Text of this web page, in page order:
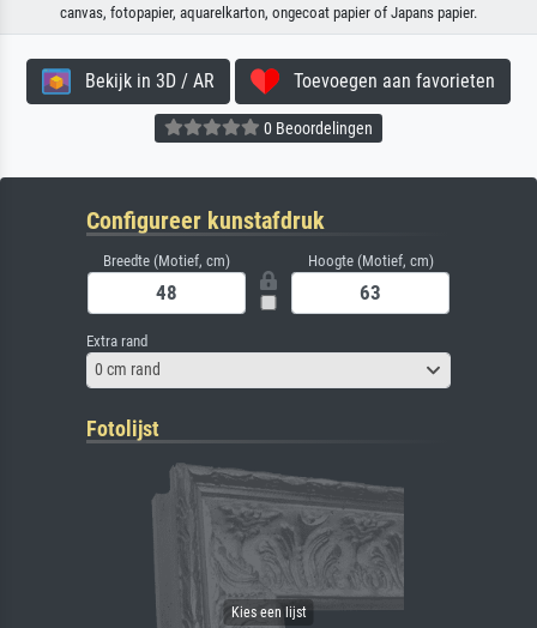
canvas, fotopapier, aquarelkarton, ongecoat papier of Japans papier.
Bekijk in 3D / AR Toevoegen aan favorieten
0 Beoordelingen
Configureer kunstafdruk
Breedte (Motief, cm) Hoogte (Motief, cm)
Extra rand
0 cm rand
Fotolijst